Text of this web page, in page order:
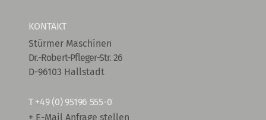
KONTAKT
Stürmer Maschinen
Dr.-Robert-Pfleger-Str. 26
D-96103 Hallstadt
T +49 (0) 95196 555-0
+ E-Mail Anfrage stellen